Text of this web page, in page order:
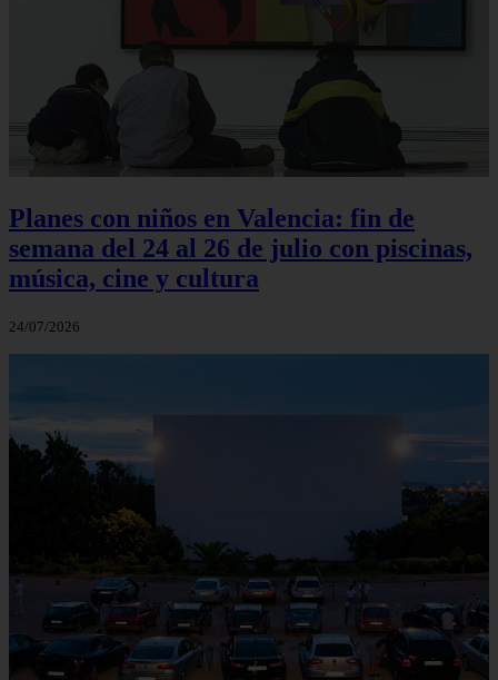
Planes con niños en Valencia: fin de
semana del 24 al 26 de julio con piscinas,
música, cine y cultura
24/07/2026